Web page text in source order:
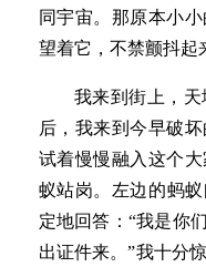
同宇宙。那原本小
望着它，不禁颤抖起
我来到街上，
后，我来到今早破
试着慢慢融入这个
蚁站岗。左边的蚂
定地回答：“我是你
出证件来。”我十分